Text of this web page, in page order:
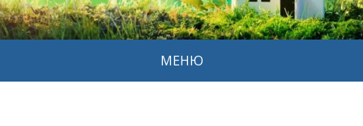
МЕНЮ